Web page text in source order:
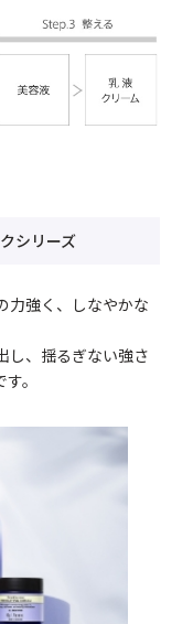
シリーズ
力強く、しなやかな
し、揺るぎない強さ
。